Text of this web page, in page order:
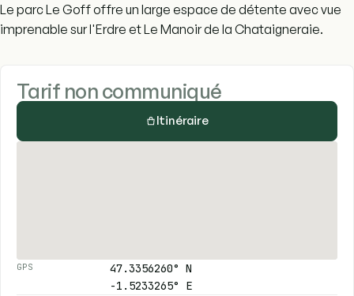
Le parc Le Goff offre un large espace de détente avec vue
imprenable sur l'Erdre et Le Manoir de la Chataigneraie.
Tarif non communiqué
Itinéraire
GPS
47.3356260° N
-1.5233265° E